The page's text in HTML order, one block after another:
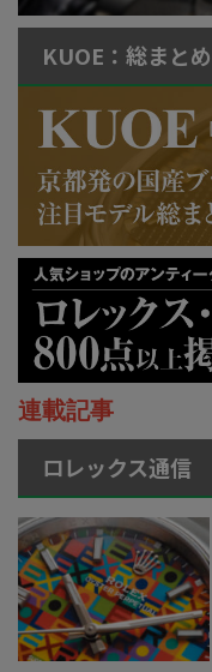
KUOE：総まとめ
連載記事
ロレックス通信